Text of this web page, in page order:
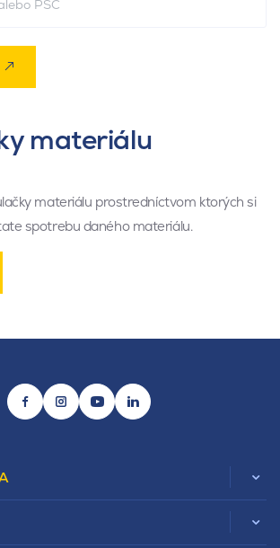
materiálu
materiálu prostredníctvom ktorých si
spotrebu daného materiálu.